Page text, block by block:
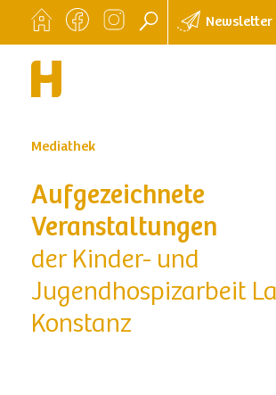
Newsletter
Mediathek
Aufgezeichnete
Veranstaltungen
der Kinder- und
Jugendhospizarbeit
Konstanz